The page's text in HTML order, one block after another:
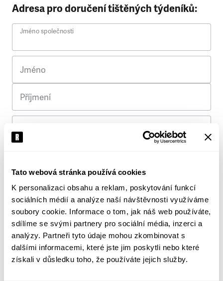
Tato webová stránka používá cookies
K personalizaci obsahu a reklam, poskytování funkcí
sociálních médií a analýze naší návštěvnosti využíváme
soubory cookie. Informace o tom, jak náš web používáte,
sdílíme se svými partnery pro sociální média, inzerci a
analýzy. Partneři tyto údaje mohou zkombinovat s
dalšími informacemi, které jste jim poskytli nebo které
získali v důsledku toho, že používáte jejich služby.
Adresa pro doručení tištěných týdeníků:
Jméno společnosti
Jméno
Příjmení
Ulice
Město
PSČ
Stát